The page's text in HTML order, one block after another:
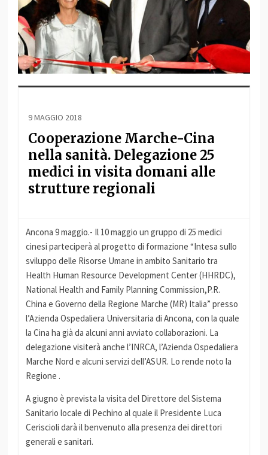
9 MAGGIO 2018
Cooperazione Marche-Cina
nella sanità. Delegazione 25
medici in visita domani alle
strutture regionali
Ancona 9 maggio.- Il 10 maggio un gruppo di 25 medici
cinesi parteciperà al progetto di formazione “Intesa sullo
sviluppo delle Risorse Umane in ambito Sanitario tra
Health Human Resource Development Center (HHRDC),
National Health and Family Planning Commission,P.R.
China e Governo della Regione Marche (MR) Italia” presso
l’Azienda Ospedaliera Universitaria di Ancona, con la quale
la Cina ha già da alcuni anni avviato collaborazioni. La
delegazione visiterà anche l’INRCA, l’Azienda Ospedaliera
Marche Nord e alcuni servizi dell’ASUR. Lo rende noto la
Regione .
A giugno è prevista la visita del Direttore del Sistema
Sanitario locale di Pechino al quale il Presidente Luca
Ceriscioli darà il benvenuto alla presenza dei direttori
generali e sanitari.